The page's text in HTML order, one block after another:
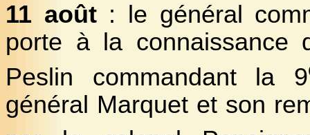
11 août: le général
porte à la connaissance
Peslin commandant la 9
général Marquet et son